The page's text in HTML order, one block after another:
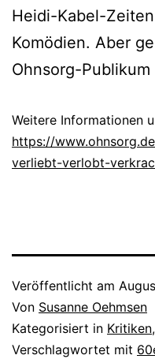
Heidi-Kabel-
Komödien. Aber
Ohnsorg-
Weitere Informationen
https://
verliebt-verlobt-
Veröffentlicht am
Von Susanne Oehmsen
Kategorisiert in Kritiken,
Verschlagwortet mit